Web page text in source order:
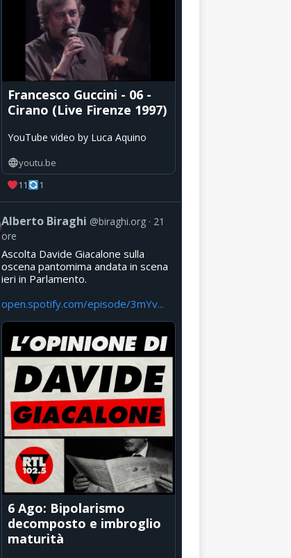
Francesco Guccini - 06 -
Cirano (Live Firenze 1997)
YouTube video by Luca Aquino
youtu.be
11
1
Alberto Biraghi @biraghi.org
21
ore
Ascolta Davide Giacalone sulla
oscena pantomima andata in scena
ieri in Parlamento.
open.spotify.com/episode/3mYv...
6 Ago: Bipolarismo
decomposto e imbroglio
maturità